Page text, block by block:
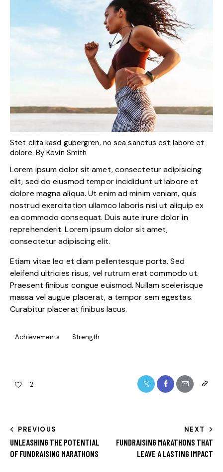
Stet clita kasd gubergren, no sea sanctus est labore et
dolore. ByKevin Smith
Lorem ipsum dolor sit amet, consectetur adipisicing
elit, sed do eiusmod tempor incididunt ut labore et
dolore magna aliqua. Ut enim ad minim veniam, quis
nostrud exercitation ullamco laboris nisi ut aliquip ex
ea commodo consequat. Duis aute irure dolor in
reprehenderit. Lorem ipsum dolor sit amet,
consectetur adipiscing elit.
Etiam vitae leo et diam pellentesque porta. Sed
eleifend ultricies risus, vel rutrum erat commodo ut.
Praesent finibus congue euismod. Nullam scelerisque
massa vel augue placerat, a tempor sem egestas.
Curabitur placerat finibus lacus.
Achievements Strength
2 Twitter FacebookShare- Copy
NAVIGAZIONE
ARTICOLI
PREVIOUS
UNLEASHING THE POTENTIAL
OF FUNDRAISING MARATHONS
NEXT
FUNDRAISING MARATHONS THAT
LEAVE A LASTING IMPACT